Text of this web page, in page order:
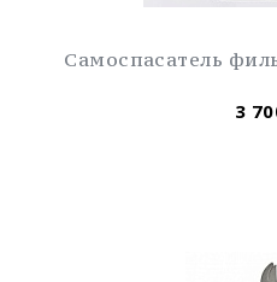
Самоспасатель
3